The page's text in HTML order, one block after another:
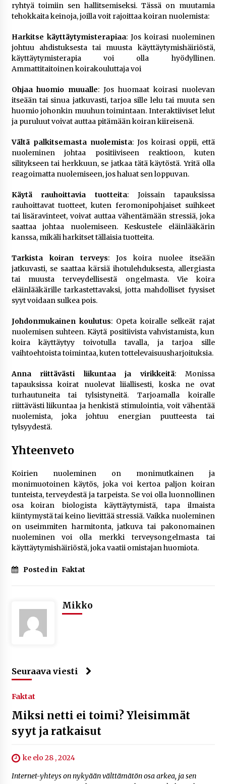
ryhtyä toimiin sen hallitsemiseksi. Tässä on muutamia
tehokkaita keinoja, joilla voit rajoittaa koiran nuolemista:
Harkitse käyttäytymisterapiaa: Jos koirasi nuoleminen
johtuu ahdistuksesta tai muusta käyttäytymishäiriöstä,
käyttäytymisterapia voi olla hyödyllinen.
Ammattitaitoinen koirakouluttaja voi
Ohjaa huomio muualle: Jos huomaat koirasi nuolevan
itseään tai sinua jatkuvasti, tarjoa sille lelu tai muuta sen
huomio johonkin muuhun toimintaan. Interaktiiviset lelut
ja puruluut voivat auttaa pitämään koiran kiireisenä.
Vältä palkitsemasta nuolemista: Jos koirasi oppii, että
nuoleminen johtaa positiiviseen reaktioon, kuten
silitykseen tai herkkuun, se jatkaa tätä käytöstä. Yritä olla
reagoimatta nuolemiseen, jos haluat sen loppuvan.
Käytä rauhoittavia tuotteita: Joissain tapauksissa
rauhoittavat tuotteet, kuten feromonipohjaiset suihkeet
tai lisäravinteet, voivat auttaa vähentämään stressiä, joka
saattaa johtaa nuolemiseen. Keskustele eläinlääkärin
kanssa, mikäli harkitset tällaisia tuotteita.
Tarkista koiran terveys: Jos koira nuolee itseään
jatkuvasti, se saattaa kärsiä ihotulehduksesta, allergiasta
tai muusta terveydellisestä ongelmasta. Vie koira
eläinlääkärille tarkastettavaksi, jotta mahdolliset fyysiset
syyt voidaan sulkea pois.
Johdonmukainen koulutus: Opeta koiralle selkeät rajat
nuolemisen suhteen. Käytä positiivista vahvistamista, kun
koira käyttäytyy toivotulla tavalla, ja tarjoa sille
vaihtoehtoista toimintaa, kuten tottelevaisuusharjoituksia.
Anna riittävästi liikuntaa ja virikkeitä: Monissa
tapauksissa koirat nuolevat liiallisesti, koska ne ovat
turhautuneita tai tylsistyneitä. Tarjoamalla koiralle
riittävästi liikuntaa ja henkistä stimulointia, voit vähentää
nuolemista, joka johtuu energian puutteesta tai
tylsyydestä.
Yhteenveto
Koirien nuoleminen on monimutkainen ja
monimuotoinen käytös, joka voi kertoa paljon koiran
tunteista, terveydestä ja tarpeista. Se voi olla luonnollinen
osa koiran biologista käyttäytymistä, tapa ilmaista
kiintymystä tai keino lievittää stressiä. Vaikka nuoleminen
on useimmiten harmitonta, jatkuva tai pakonomainen
nuoleminen voi olla merkki terveysongelmasta tai
käyttäytymishäiriöstä, joka vaatii omistajan huomiota.
Posted in Faktat
Mikko
Seuraava viesti
Faktat
Miksi netti ei toimi? Yleisimmät
syyt ja ratkaisut
ke elo 28 , 2024
Internet-yhteys on nykyään välttämätön osa arkea, ja sen